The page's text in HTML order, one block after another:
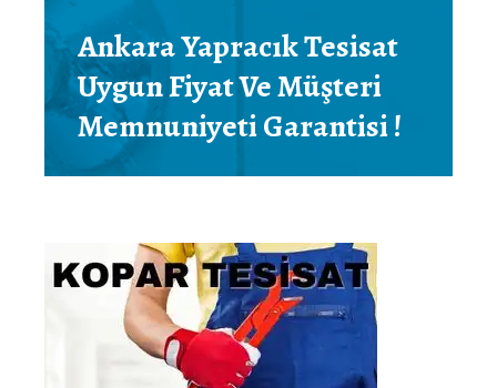
Ankara Yapracık Tesisat
Uygun Fiyat Ve Müşteri
Memnuniyeti Garantisi !